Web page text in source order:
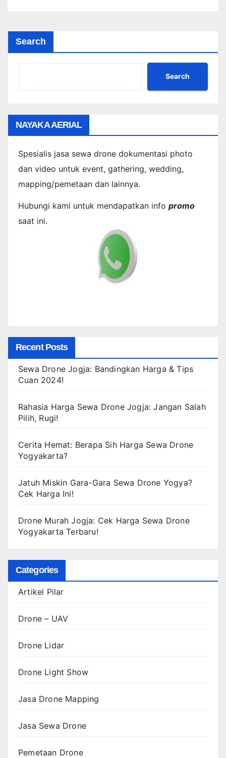
Search
Search
NAYAKA AERIAL
Spesialis jasa sewa drone dokumentasi photo
dan video untuk event, gathering, wedding,
mapping/pemetaan dan lainnya.
Hubungi kami untuk mendapatkan info promo
saat ini.
Recent Posts
Sewa Drone Jogja: Bandingkan Harga & Tips
Cuan 2024!
Rahasia Harga Sewa Drone Jogja: Jangan Salah
Pilih, Rugi!
Cerita Hemat: Berapa Sih Harga Sewa Drone
Yogyakarta?
Jatuh Miskin Gara-Gara Sewa Drone Yogya?
Cek Harga Ini!
Drone Murah Jogja: Cek Harga Sewa Drone
Yogyakarta Terbaru!
Categories
Artikel Pilar
Drone – UAV
Drone Lidar
Drone Light Show
Jasa Drone Mapping
Jasa Sewa Drone
Pemetaan Drone